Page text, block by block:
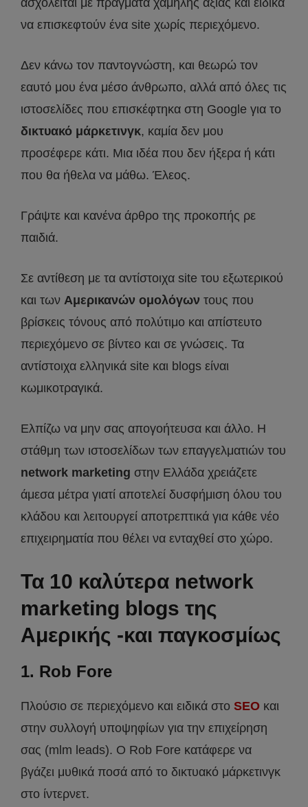
ασχολείται με πράγματα χαμηλής αξίας και ειδικά
να επισκεφτούν ένα site χωρίς περιεχόμενο.
Δεν κάνω τον παντογνώστη, και θεωρώ τον
εαυτό μου ένα μέσο άνθρωπο, αλλά από όλες τις
ιστοσελίδες που επισκέφτηκα στη Google για το
δικτυακό μάρκετινγκ, καμία δεν μου
προσέφερε κάτι. Μια ιδέα που δεν ήξερα ή κάτι
που θα ήθελα να μάθω. Έλεος.
Γράψτε και κανένα άρθρο της προκοπής ρε
παιδιά.
Σε αντίθεση με τα αντίστοιχα site του εξωτερικού
και των Αμερικανών ομολόγων τους που
βρίσκεις τόνους από πολύτιμο και απίστευτο
περιεχόμενο σε βίντεο και σε γνώσεις. Τα
αντίστοιχα ελληνικά site και blogs είναι
κωμικοτραγικά.
Ελπίζω να μην σας απογοήτευσα και άλλο. Η
στάθμη των ιστοσελίδων των επαγγελματιών του
network marketing στην Ελλάδα χρειάζετε
άμεσα μέτρα γιατί αποτελεί δυσφήμιση όλου του
κλάδου και λειτουργεί αποτρεπτικά για κάθε νέο
επιχειρηματία που θέλει να ενταχθεί στο χώρο.
Τα 10 καλύτερα network
marketing blogs της
Αμερικής -και παγκοσμίως
1. Rob Fore
Πλούσιο σε περιεχόμενο και ειδικά στο SEO και
στην συλλογή υποψηφίων για την επιχείρηση
σας (mlm leads). Ο Rob Fore κατάφερε να
βγάζει μυθικά ποσά από το δικτυακό μάρκετινγκ
στο ίντερνετ.